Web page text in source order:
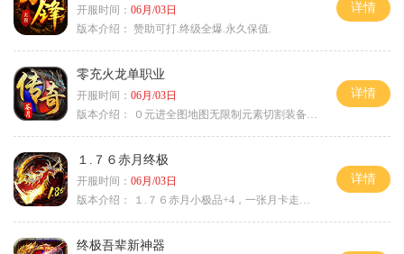
开服时间： 06月/03日
版本介绍： 赞助可打.终级全爆.永久保值.
详情
零充火龙单职业
开服时间： 06月/03日
版本介绍：
０元进全图地图无限制元素切割装备鉴定
详情
１.７６赤月终极
开服时间： 06月/03日
版本介绍：
１.７６赤月小极品+4，一张月卡走天涯b
详情
终极吾辈新神器